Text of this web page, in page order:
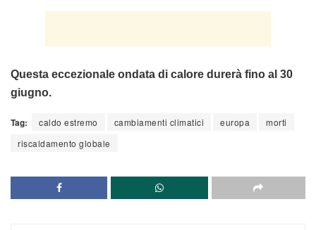
Questa eccezionale ondata di calore durerà fino al 30
giugno.
Tag: caldo estremo cambiamenti climatici europa
morti
riscaldamento globale